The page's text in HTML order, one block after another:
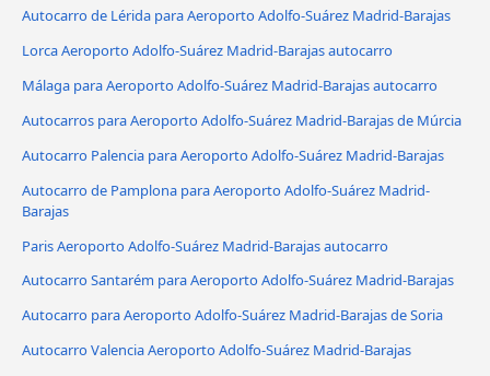
Autocarro de Lérida para Aeroporto Adolfo-Suárez Madrid-Barajas
Lorca Aeroporto Adolfo-Suárez Madrid-Barajas autocarro
Málaga para Aeroporto Adolfo-Suárez Madrid-Barajas autocarro
Autocarros para Aeroporto Adolfo-Suárez Madrid-Barajas de Múrcia
Autocarro Palencia para Aeroporto Adolfo-Suárez Madrid-Barajas
Autocarro de Pamplona para Aeroporto Adolfo-Suárez Madrid-
Barajas
Paris Aeroporto Adolfo-Suárez Madrid-Barajas autocarro
Autocarro Santarém para Aeroporto Adolfo-Suárez Madrid-Barajas
Autocarro para Aeroporto Adolfo-Suárez Madrid-Barajas de Soria
Autocarro Valencia Aeroporto Adolfo-Suárez Madrid-Barajas